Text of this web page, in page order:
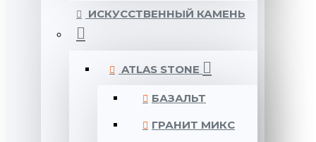
ИСКУССТВЕННЫЙ КАМЕНЬ
ATLAS STONE
БАЗАЛЬТ
ГРАНИТ МИКС